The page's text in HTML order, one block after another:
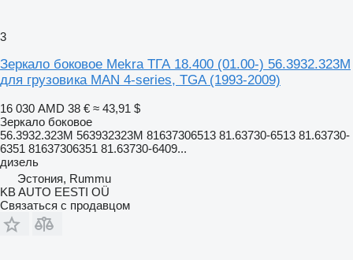
3
Зеркало боковое Mekra ТГА 18.400 (01.00-) 56.3932.323M
для грузовика MAN 4-series, TGA (1993-2009)
16 030 AMD 38 € ≈ 43,91 $
Зеркало боковое
56.3932.323M 563932323M 81637306513 81.63730-6513 81.63730-
6351 81637306351 81.63730-6409...
дизель
Эстония, Rummu
KB AUTO EESTI OÜ
Связаться с продавцом